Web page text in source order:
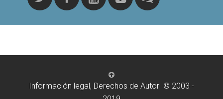
Información legal, Derechos de Autor © 2003 -